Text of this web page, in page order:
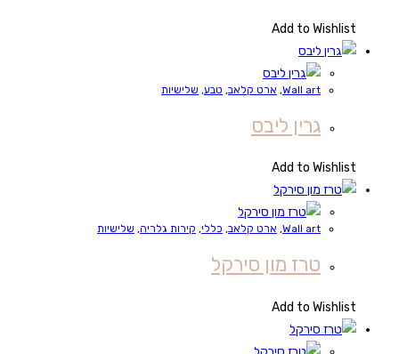
Add to Wishlist
Wall art
, ארט קלאב, טבע, שלישיות
גרין ליבס
Add to Wishlist
Wall art
, ארט קלאב, כללי, קירות גלריה, שלישיות
טרז מון סירקל
Add to Wishlist